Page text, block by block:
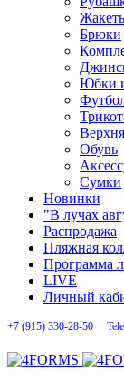
Брюки
Юбки
Обувь
Сумки
Новинки
"В лучах
Распродажа
Пляжная
Программа
LIVE
Личный
+7 (915) 330-28-50